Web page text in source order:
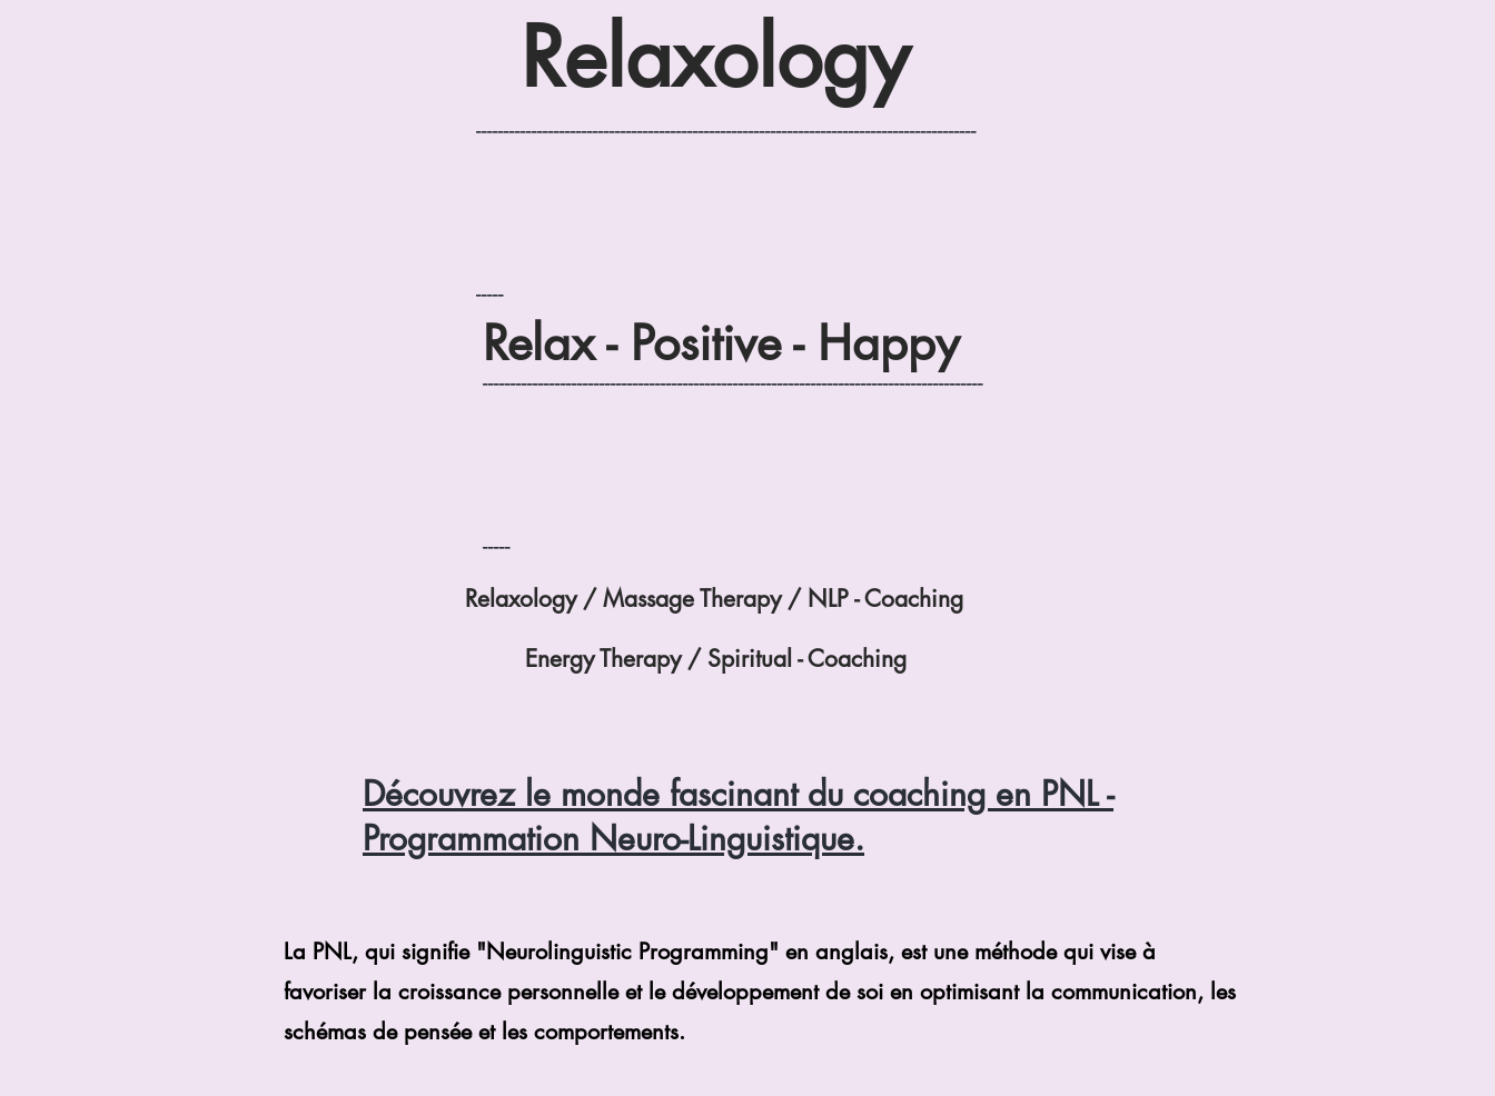
Relaxology
------------------------------------------------------------------------------------------
-----
Relax - Positive - Happy
------------------------------------------------------------------------------------------
-----
Relaxology / Massage Therapy / NLP - Coaching
Energy Therapy / Spiritual - Coaching
Découvrez le monde fascinant du coaching en PNL -
Programmation Neuro-Linguistique.
La PNL, qui signifie "Neurolinguistic Programming" en anglais, est une méthode qui vise à
favoriser la croissance personnelle et le développement de soi en optimisant la communication, les
schémas de pensée et les comportements.